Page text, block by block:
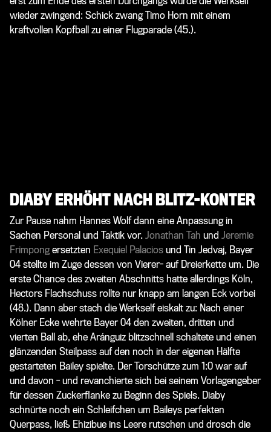
wieder zwingend: Schick zwang Timo Horn mit einem
kraftvollen Kopfball zu einer Flugparade (45.).
DIABY ERHÖHT NACH BLITZ-KONTER
Zur Pause nahm Hannes Wolf dann eine Anpassung in
Sachen Personal und Taktik vor. Jonathan Tah und Jeremie
Frimpongersetzten Exequiel Palacios und Tin Jedvaj, Bayer
04 stellte im Zuge dessen von Vierer- auf Dreierkette um. Die
erste Chance des zweiten Abschnitts hatte allerdings Köln,
Hectors Flachschuss rollte nur knapp am langen Eck vorbei
(48.). Dann aber stach die Werkself eiskalt zu: Nach einer
Kölner Ecke wehrte Bayer 04 den zweiten, dritten und
vierten Ball ab, ehe Aránguiz blitzschnell schaltete und einen
glänzenden Steilpass auf den noch in der eigenen Hälfte
gestarteten Bailey spielte. Der Torschütze zum 1:0 war auf
und davon - und revanchierte sich bei seinem Vorlagengeber
für dessen Zuckerflanke zu Beginn des Spiels. Diaby
schnürte noch ein Schleifchen um Baileys perfekten
Querpass, ließ Ehizibue ins Leere rutschen und drosch die